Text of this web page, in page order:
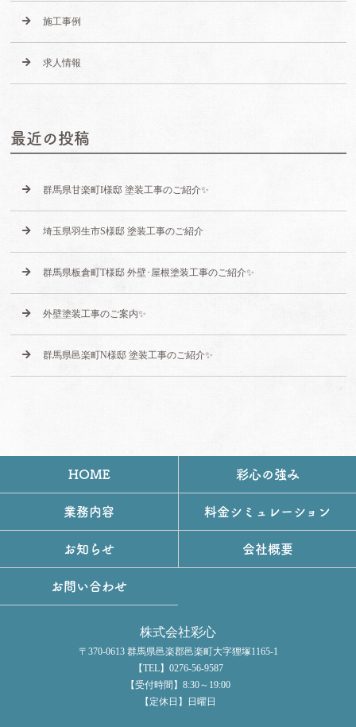
施工事例
求人情報
最近の投稿
群馬県甘楽町I様邸 塗装工事のご紹介✨
埼玉県羽生市S様邸 塗装工事のご紹介
群馬県板倉町T様邸 外壁･屋根塗装工事のご紹介✨
外壁塗装工事のご案内✨
群馬県邑楽町N様邸 塗装工事のご紹介✨
HOME 彩心の強み
業務内容 料金シミュレーション
お知らせ 会社概要
お問い合わせ
株式会社彩心
〒370-0613 群馬県邑楽郡邑楽町大字狸塚1165-1
【TEL】0276-56-9587
【受付時間】8:30～19:00
【定休日】日曜日